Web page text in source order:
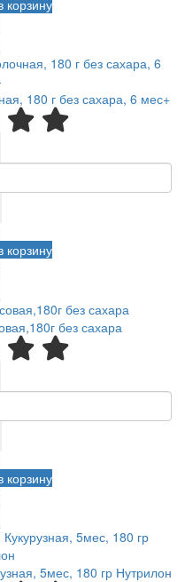
корзину
180 г без сахара, 6 мес+
корзину
без сахара
корзину
5мес, 180 гр Нутрилон